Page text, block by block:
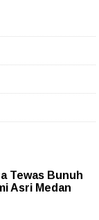
Tewas Bunuh
Asri Medan